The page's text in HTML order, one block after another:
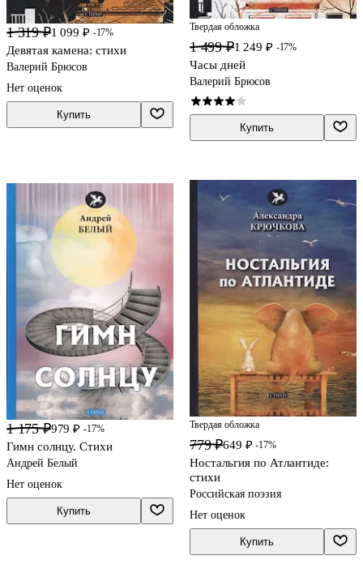
1 319 ₽1 099 ₽ -17%
Девятая камена: стихи
Валерий Брюсов
Нет оценок
Купить
Твердая обложка
1 499 ₽1 249 ₽ -17%
Часы дней
Валерий Брюсов
Купить
1 175 ₽979 ₽ -17%
Гимн солнцу. Стихи
Андрей Белый
Нет оценок
Купить
Твердая обложка
779 ₽649 ₽ -17%
Ностальгия по Атлантиде:
стихи
Российская поэзия
Нет оценок
Купить